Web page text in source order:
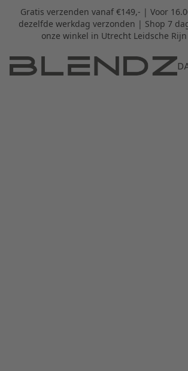
Gratis verzenden vanaf €149,- | Voor
dezelfde werkdag verzonden | Shop 7
onze winkel in Utrecht Leidsche